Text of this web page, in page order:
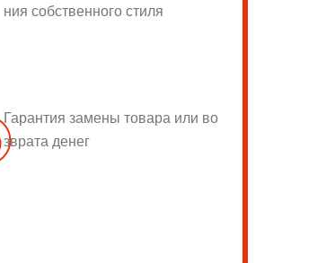
ния собственного стиля
Гарантия замены товара или во
зврата денег